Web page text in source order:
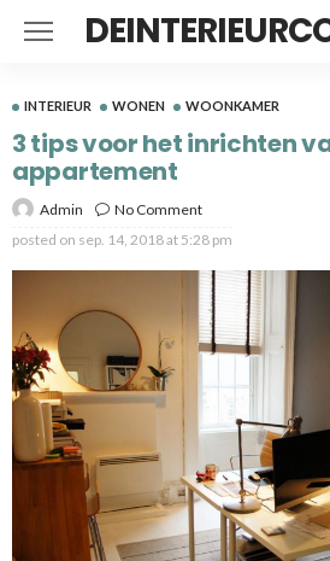
INTERIEUR WONEN WOONKAMER
3 tips voor het inrichten
appartement
Admin
No Comment
posted on sep. 14, 2018 at 5:28 pm